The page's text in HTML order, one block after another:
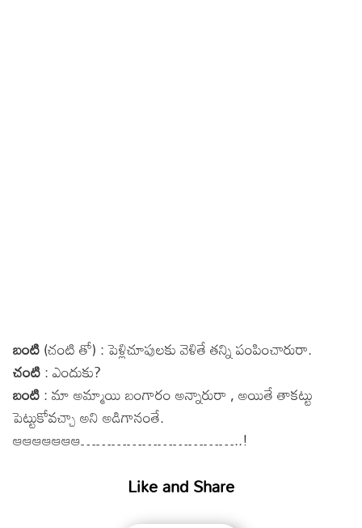
బంటి(చంటి తో) : పెళ్లిచూపులకు వెళితే తన్ని పంపించారురా.
చంటి: ఎందుకు?
బంటి: మా అమ్మాయి బంగారం అన్నారురా , అయితే తాకట్టు
పెట్టుకోవచ్చా అని అడిగానంతే.
ఆఆఆఆఆఆఆ…………………………..!
Like and Share